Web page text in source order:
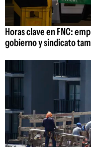
Horas clave en FNC:
gobierno y sindicato